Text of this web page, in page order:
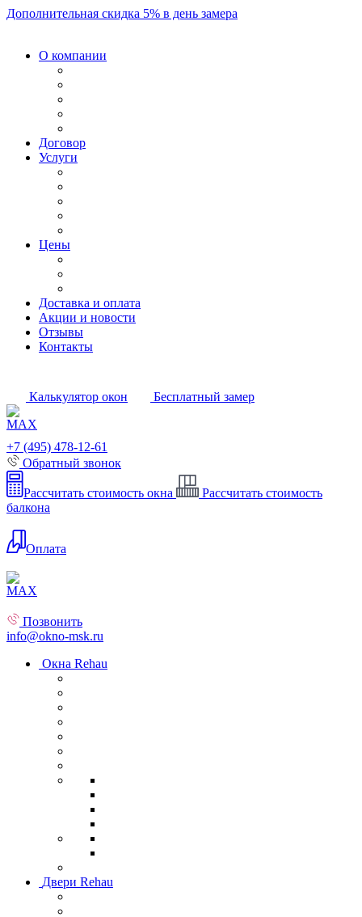
Дополнительная скидка 5% в день замера
О компании
Договор
Услуги
Цены
Доставка и оплата
Акции и новости
Отзывы
Контакты
Калькулятор окон Бесплатный замер
+7 (495) 478-12-61
Обратный звонок
Рассчитать стоимость окна
Рассчитать стоимость
балкона
Оплата
Позвонить
info@okno-msk.ru
Окна Rehau
Двери Rehau